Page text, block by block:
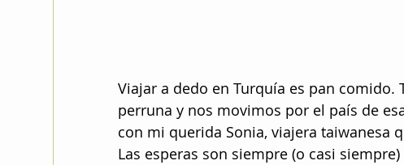
Viajar a dedo en Turquía es pan
perruna y nos movimos por el país de
con mi querida Sonia, viajera taiwanesa
Las esperas son siempre (o casi